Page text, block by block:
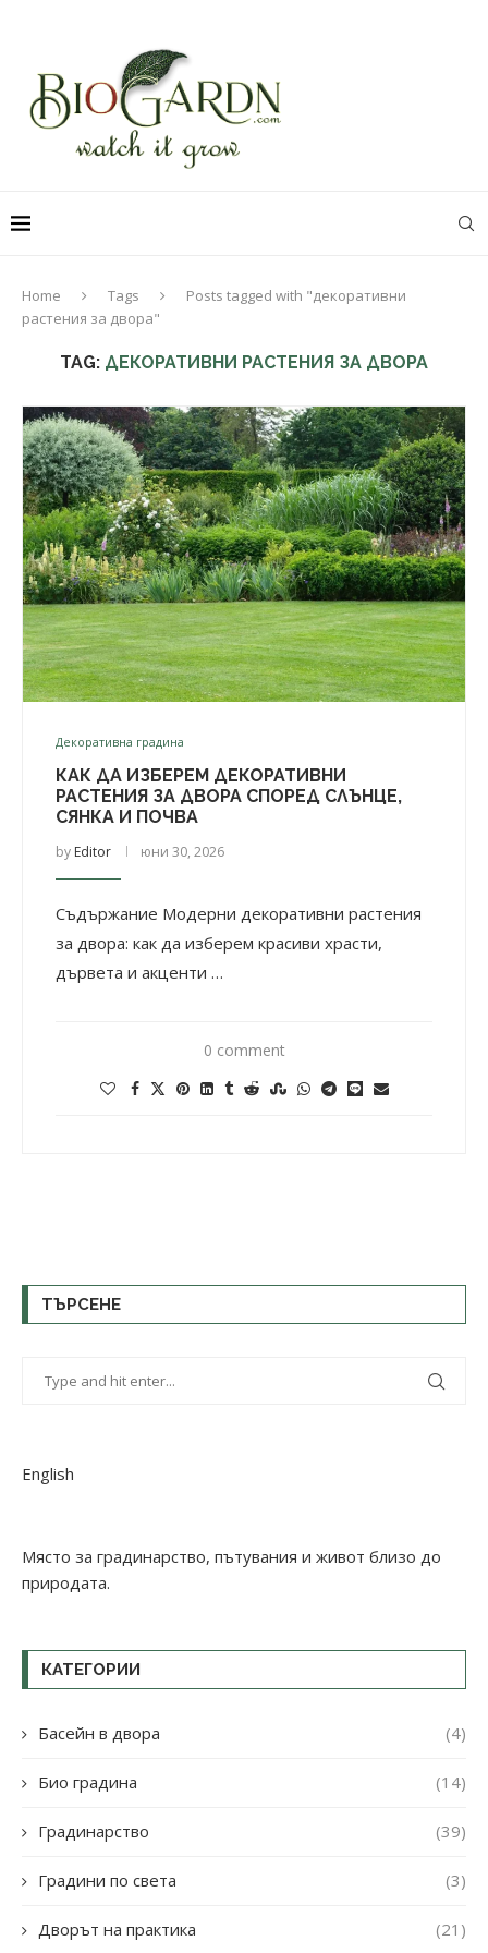
Home Tags
Posts tagged with "декоративни
растения за двора"
TAG: ДЕКОРАТИВНИ РАСТЕНИЯ ЗА ДВОРА
Декоративна градина
КАК ДА ИЗБЕРЕМ ДЕКОРАТИВНИ
РАСТЕНИЯ ЗА ДВОРА СПОРЕД СЛЪНЦЕ,
СЯНКА И ПОЧВА
by Editor юни 30, 2026
Съдържание Модерни декоративни растения
за двора: как да изберем красиви храсти,
дървета и акценти …
0 comment
ТЪРСЕНЕ
English
Място за градинарство, пътувания и живот близо до
природата.
КАТЕГОРИИ
Басейн в двора (4)
Био градина (14)
Градинарство (39)
Градини по света (3)
Дворът на практика (21)